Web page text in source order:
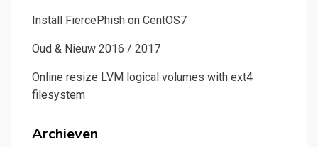
Install FiercePhish on CentOS7
Oud & Nieuw 2016 / 2017
Online resize LVM logical volumes with ext4
filesystem
Archieven